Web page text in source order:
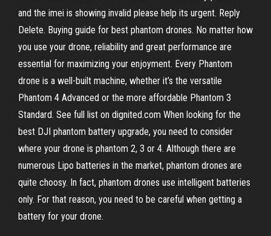
and the imei is showing invalid please help its urgent. Reply
Delete. Buying guide for best phantom drones. No matter how
you use your drone, reliability and great performance are
essential for maximizing your enjoyment. Every Phantom
drone is a well-built machine, whether it’s the versatile
Phantom 4 Advanced or the more affordable Phantom 3
Standard. See full list on dignited.com When looking for the
best DJI phantom battery upgrade, you need to consider
where your drone is phantom 2, 3 or 4. Although there are
numerous Lipo batteries in the market, phantom drones are
quite choosy. In fact, phantom drones use intelligent batteries
only. For that reason, you need to be careful when getting a
battery for your drone.